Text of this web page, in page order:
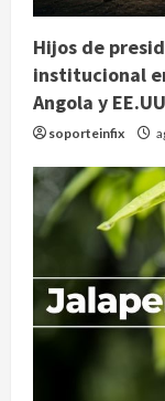
Hijos de
institucional
Angola y
soporteinfix